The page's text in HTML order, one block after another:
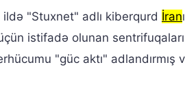
"Stuxnet" adlı kiberqurd İran
istifadə olunan
"güc aktı" adlandırmış